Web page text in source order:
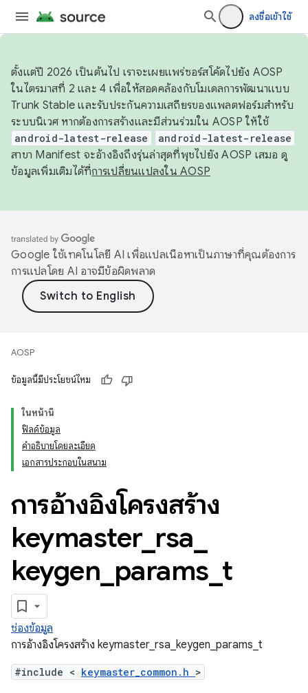
ลงชื่อเข้าใช้
ตั้งแต่ปี 2026 เป็นต้นไป เราจะเผยแพร่ซอร์สโค้ดไปยัง AOSP
ในไตรมาสที่ 2 และ 4 เพื่อให้สอดคล้องกับโมเดลการพัฒนาแบบ
Trunk Stable และรับประกันความเสถียรของแพลตฟอร์มสำหรับ
ระบบนิเวศ หากต้องการสร้างและมีส่วนร่วมใน AOSP ให้ใช้
android-latest-release android-latest-release
สาขา Manifest จะอ้างอิงถึงรุ่นล่าสุดที่พุชไปยัง AOSP เสมอ ดู
ข้อมูลเพิ่มเติมได้ที่การเปลี่ยนแปลงใน AOSP
Google ใช้เทคโนโลยี AI เพื่อแปลเนื้อหาเป็นภาษาที่คุณต้องการ
การแปลโดย AI อาจมีข้อผิดพลาด
AOSP
ข้อมูลนี้มีประโยชน์ไหม
ในหน้านี้
ฟิลด์ข้อมูล
คำอธิบายโดยละเอียด
เอกสารประกอบในสนาม
การอ้างอิงโครงสร้าง
keymaster_ rsa
keygen params t
ช่องข้อมูล
การอ้างอิงโครงสร้าง keymaster_rsa_keygen_params_t
#include < keymaster_common.h >